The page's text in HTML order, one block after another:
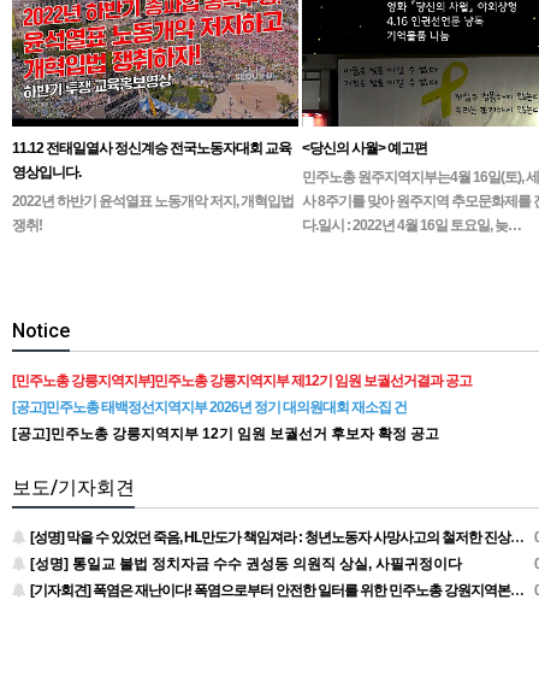
11.12 전태일열사 정신계승 전국노동자대회 교육
영상입니다.
2022년 하반기 윤석열표 노동개악 저지, 개혁입법
쟁취!
<당신의 사월> 예고편
민주노총 원주지역지부는4월 16일(토),
사 8주기를 맞아 원주지역 추모문화제를
다.일시 : 2022년 4월 16일 토요일, 늦…
Notice
[민주노총 강릉지역지부]민주노총 강릉지역지부 제12기 임원 보궐선거결과 공고
[공고]민주노총 태백정선지역지부 2026년 정기 대의원대회 재소집 건
[공고]민주노총 강릉지역지부 12기 임원 보궐선거 후보자 확정 공고
보도/기자회견
[성명] 막을 수 있었던 죽음, HL만도가 책임져라 : 청년노동자 사망사고의 철저한 진상규명과 재발방지 대책 마련하라
[성명] 통일교 불법 정치자금 수수 권성동 의원직 상실, 사필귀정이다
[기자회견] 폭염은 재난이다! 폭염으로부터 안전한 일터를 위한 민주노총 강원지역본부 폭염감시단 선포 기자회견